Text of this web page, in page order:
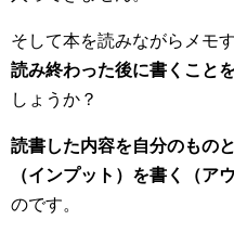
そして本を読みながらメモ
読み終わった後に書くこと
しょうか？
読書した内容を自分のもの
（インプット）を書く（ア
のです。